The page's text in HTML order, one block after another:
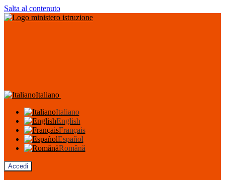
Salta al contenuto
Italiano
Italiano
English
Français
Español
Română
Accedi